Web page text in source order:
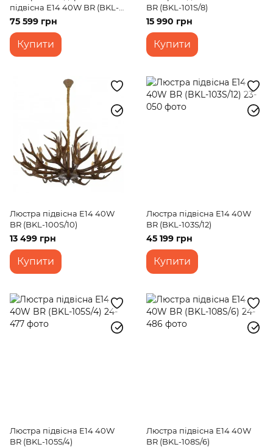
підвісна E14 40W BR (BKL-
100S/24)
75 599 грн
Купити
BR (BKL-101S/8)
15 990 грн
Купити
Люстра підвісна E14 40W
BR (BKL-100S/10)
13 499 грн
Купити
Люстра підвісна E14 40W
BR (BKL-103S/12)
45 199 грн
Купити
Люстра підвісна E14 40W
BR (BKL-105S/4)
Люстра підвісна E14 40W
BR (BKL-108S/6)